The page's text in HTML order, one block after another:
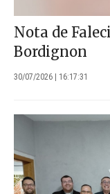
Nota de
Bordignon
30/07/2026 | 16:17:31